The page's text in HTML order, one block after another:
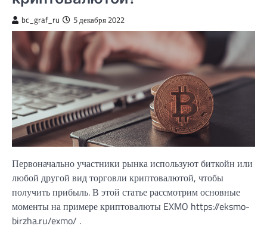
bc_graf_ru 5 декабря 2022
Первоначально участники рынка используют биткойн или
любой другой вид торговли криптовалютой, чтобы
получить прибыль. В этой статье рассмотрим основные
моменты на примере криптовалюты EXMO https://eksmo-
birzha.ru/exmo/ .